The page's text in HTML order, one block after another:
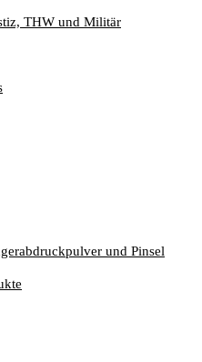
THW und Militär
und Pinsel